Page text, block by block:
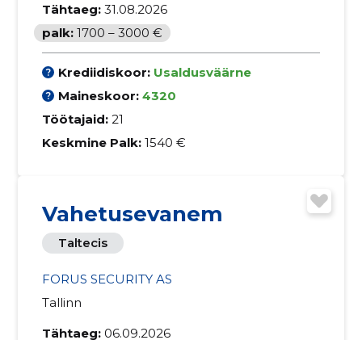
Tähtaeg: 31.08.2026
palk: 1700 – 3000 €
Krediidiskoor: Usaldusväärne
Maineskoor: 4320
Töötajaid: 21
Keskmine Palk: 1540 €
Vahetusevanem
Taltecis
FORUS SECURITY AS
Tallinn
Tähtaeg: 06.09.2026